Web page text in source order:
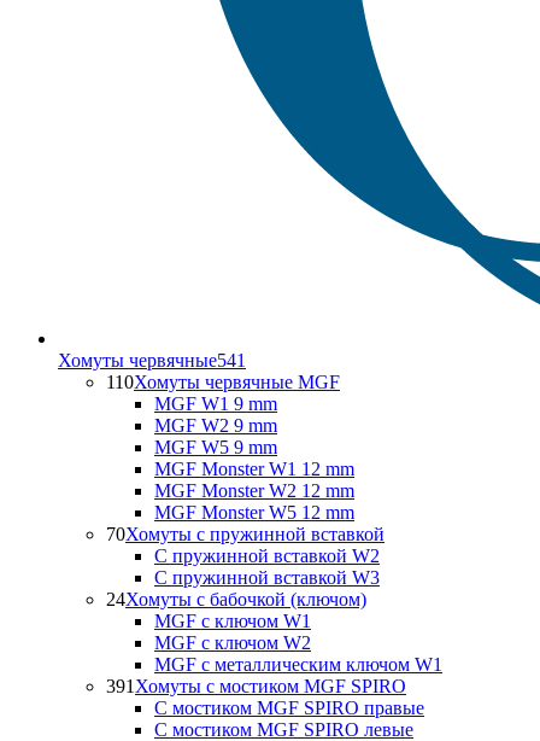
Хомуты червячные541
110Хомуты червячные MGF
MGF W1 9 mm
MGF W2 9 mm
MGF W5 9 mm
MGF Monster W1 12 mm
MGF Monster W2 12 mm
MGF Monster W5 12 mm
70Хомуты с пружинной вставкой
С пружинной вставкой W2
С пружинной вставкой W3
24Хомуты с бабочкой (ключом)
MGF с ключом W1
MGF с ключом W2
MGF с металлическим ключом W1
391 Хомуты с мостиком MGF SPIRO
С мостиком MGF SPIRO правые
С мостиком MGF SPIRO левые